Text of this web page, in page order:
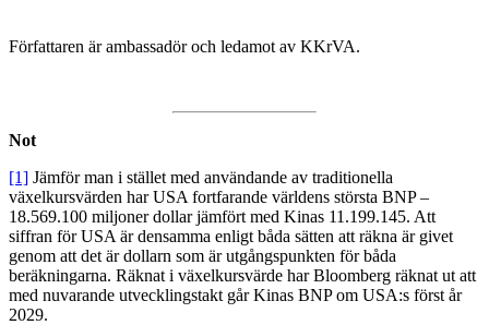
Författaren är ambassadör och ledamot av KKrVA.
Not
[1] Jämför man i stället med användande av traditionella
växelkursvärden har USA fortfarande världens största BNP –
18.569.100 miljoner dollar jämfört med Kinas 11.199.145. Att
siffran för USA är densamma enligt båda sätten att räkna är givet
genom att det är dollarn som är utgångspunkten för båda
beräkningarna. Räknat i växelkursvärde har Bloomberg räknat ut att
med nuvarande utvecklingstakt går Kinas BNP om USA:s först år
2029.